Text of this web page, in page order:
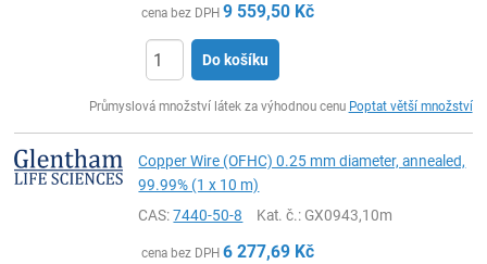
cena bez DPH 9 559,50 Kč
Do košíku
Průmyslová množství látek za výhodnou cenu Poptat větší množství
Copper Wire (OFHC) 0.25 mm diameter, annealed,
99.99% (1 x 10 m)
CAS:7440-50-8 Kat. č.: GX0943,10m
cena bez DPH 6 277,69 Kč